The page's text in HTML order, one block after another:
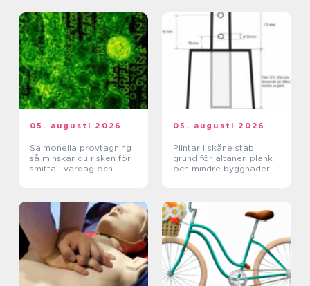
05. augusti 2026
Salmonella provtagning
så minskar du risken för
smitta i vardag och
05. augusti 2026
Plintar i skåne stabil
grund för altaner, plank
och mindre byggnader